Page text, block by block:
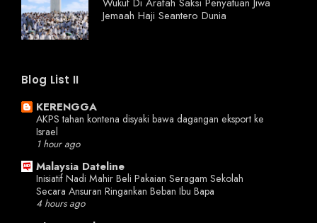
Jemaah Haji Seantero Dunia
Blog List II
KERENGGA
AKPS tahan kontena disyaki bawa dagangan eksport ke
Israel
1 hour ago
Malaysia Dateline
Inisiatif Nadi Mahir Beli Pakaian Seragam Sekolah
Secara Ansuran Ringankan Beban Ibu Bapa
4 hours ago